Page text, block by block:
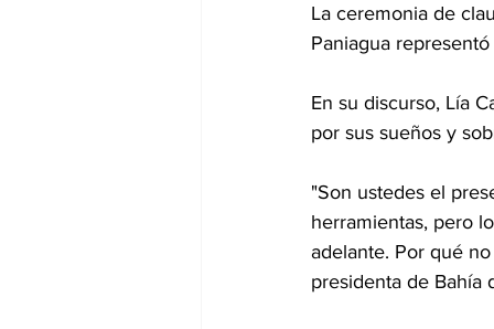
La ceremonia de
Paniagua
En su discurso, Lía
por sus sueños y
"Son ustedes el
herramientas, pero
adelante. Por qué
presidenta de Bahía